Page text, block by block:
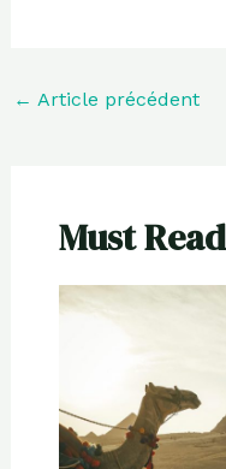
← Article précédent
Must Read